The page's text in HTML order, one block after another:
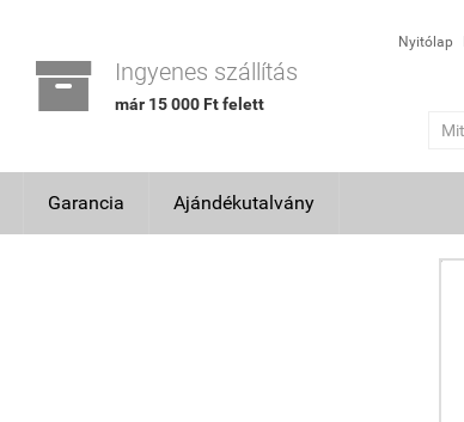
 Ingyenes szállítás
már 15 000 Ft felett
Nyitólap
Garancia Ajándékutalvány